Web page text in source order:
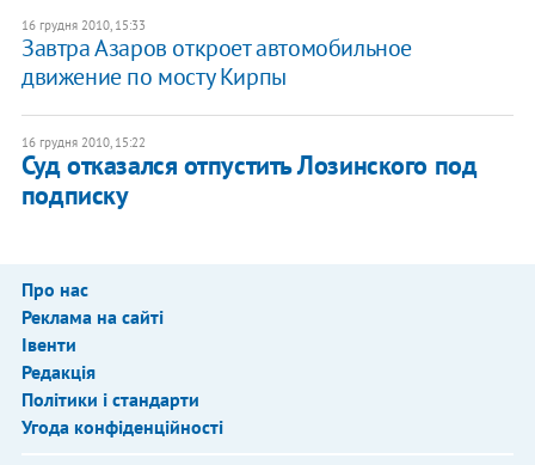
16 грудня 2010, 15:33
​Завтра Азаров откроет автомобильное
движение по мосту Кирпы
16 грудня 2010, 15:22
Суд отказался отпустить Лозинского под
подписку
Про нас
Реклама на сайті
Івенти
Редакція
Політики і стандарти
Угода конфіденційності